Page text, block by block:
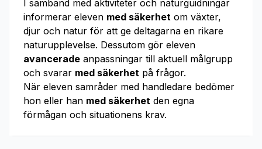
I samband med aktiviteter och naturguidningar
informerar eleven med säkerhet om växter,
djur och natur för att ge deltagarna en rikare
naturupplevelse. Dessutom gör eleven
avancerade anpassningar till aktuell målgrupp
och svarar med säkerhet på frågor.
När eleven samråder med handledare bedömer
hon eller han med säkerhet den egna
förmågan och situationens krav.